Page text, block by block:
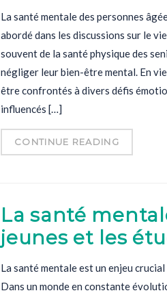
La santé mentale des personnes
abordé dans les discussions sur le
souvent de la santé physique des
négliger leur bien-être mental. En
être confrontés à divers défis
influencés […]
CONTINUE READING
La santé
jeunes et les
La santé mentale est un enjeu
Dans un monde en constante